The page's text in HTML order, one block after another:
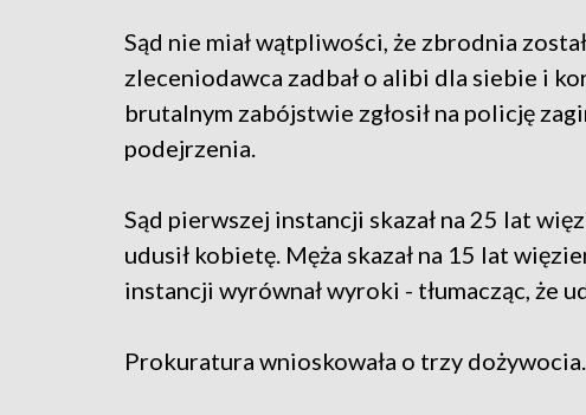
Sąd nie miał wątpliwości, że zbrodnia
zleceniodawca zadbał o alibi dla siebie i
brutalnym zabójstwie zgłosił na policję
podejrzenia.
Sąd pierwszej instancji skazał na 25 lat
udusił kobietę. Męża skazał na 15 lat
instancji wyrównał wyroki - tłumacząc, że
Prokuratura wnioskowała o trzy dożywocia.